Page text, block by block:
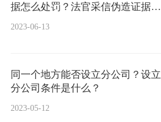
据怎么处罚？法官采信伪造证据的
2023-06-13
同一个地方能否设立分公司？设立
分公司条件是什么？
2023-05-12